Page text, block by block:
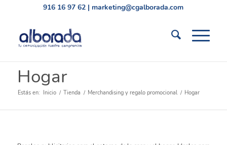
916 16 97 62 | marketing@cgalborada.com
Hogar
Estás en: Inicio / Tienda / Merchandising y regalo promocional / Hogar